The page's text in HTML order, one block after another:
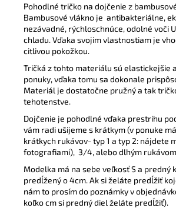
Pohodlné tričko na dojčenie z
Bambusové vlákno je antibakteriálne,
nezávadné, rýchloschnúce, odolné voči
chladu. Vďaka svojim vlastnostiam je
citlivou pokožkou.
Tričká z tohto materiálu sú elastickejšie
ponuky, vďaka tomu sa dokonale
Materiál je dostatočne pružný a tak
tehotenstve.
Dojčenie je pohodlné vďaka prestrihu
vám radi ušijeme s krátkym (v ponuke
krátkych rukávov- typ 1 a typ 2: nájdete
fotografiami), 3/4, alebo dlhým
Modelka má na sebe veľkosť S a predný
predĺžený o 4cm. Ak si želáte predĺžiť
nám to prosím do poznámky v
koľko cm si predný diel želáte predĺžiť).